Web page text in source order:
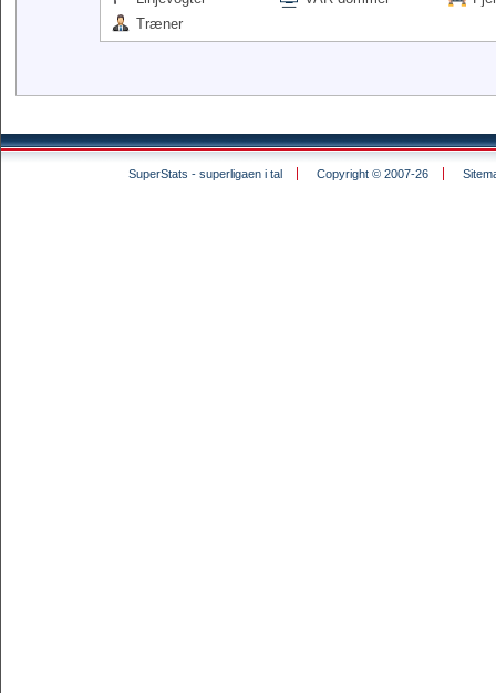
Træner
SuperStats - superligaen i tal Copyright © 2007-26